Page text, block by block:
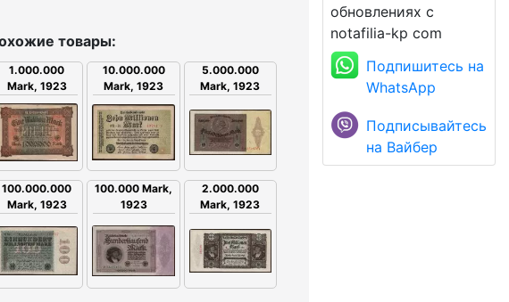
товары:
1.000.000
Mark, 1923
10.000.000
Mark, 1923
5.000.000
Mark, 1923
100.000.000
Mark, 1923
100.000 Mark,
1923
2.000.000
Mark, 1923
обновлениях с
notafilia-kp com
Подпишитесь на
WhatsApp
Подписывайтесь
на Вайбер